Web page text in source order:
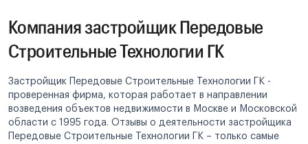
Компания застройщик Передовые
Строительные Технологии ГК
Застройщик Передовые Строительные Технологии ГК -
проверенная фирма, которая работает в направлении
возведения объектов недвижимости в Москве и Московской
области с 1995 года. Отзывы о деятельности застройщика
Передовые Строительные Технологии ГК – только самые